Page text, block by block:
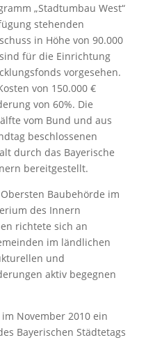
„Stadtumbau West“
stehenden
in Höhe von 90.000
für die Einrichtung
vorgesehen.
von 150.000 €
von 60%. Die
vom Bund und aus
beschlossenen
durch das Bayerische
bereitgestellt.
Baubehörde im
des Innern
richtete sich an
im ländlichen
und
aktiv begegnen
November 2010 ein
Bayerischen Städtetags